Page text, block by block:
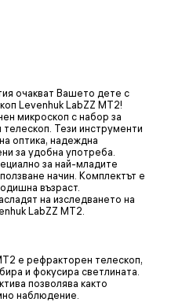
очакват Вашето дете с
Levenhuk LabZZ MT2!
микроскоп с набор за
Тези инструменти
оптика, надеждна
за удобна употреба.
за най-младите
начин. Комплектът е
възраст.
на изследването на
LabZZ MT2.
е рефракторен телескоп,
и фокусира светлината.
позволява както
наблюдение.